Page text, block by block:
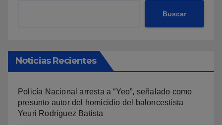
Buscar
Noticias Recientes
Policía Nacional arresta a “Yeo”, señalado como
presunto autor del homicidio del baloncestista
Yeuri Rodríguez Batista